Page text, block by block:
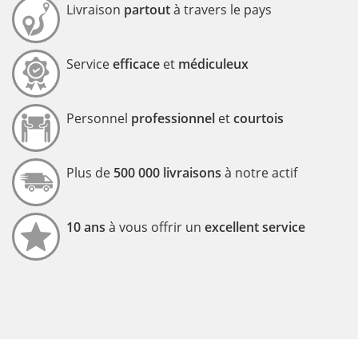
Livraison partoutà travers le pays
Serviceefficace et médiculeux
Personnel professionnel etcourtois
Plus de 500 000 livraisons à notre actif
10 ans à vous offrir un excellent service